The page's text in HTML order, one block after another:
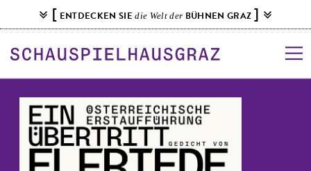
k
p
t
o
c
o
n
[ ENTDECKEN SIEdie Welt der BÜHNEN GRAZ ]